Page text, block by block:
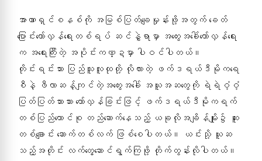
အာဏာရှင်စနစ်ကို အမြစ်ပြတ်ချေမှုန်းဖို့အတွက် ခေတ်
ပြောင်းတော်လှန်ရေးတစ်ရပ် ဆင်နွှဲရာမှာ အတွေးအခေါ်တော်လှန်ရေး
က အရေးကြီးတဲ့ အပိုင်းကဏ္ဍမှာ ပါဝင်ပါတယ်။
တိုင်းရင်းသား ပြည်သူလူထုတို့ လိုလားတဲ့ ဖက်ဒရယ်ဒီမိုကရေ
စီနဲ့ ဖီလာဆန့်ကျင်တဲ့အတွေးအခေါ် အယူအဆတွေကို ရဲရဲဝံ့ဝံ့
ပြတ်ပြတ်သားသား တော်လှန်ခြင်းဖြင့် ဖက်ဒရယ်ဒီမိုကရက်
တစ်ပြည်ထောင်စု တည်ဆောက်နေသည့် ယခုလိုအချိန်မျိုး၌ ဆူး
တစ်ချောင်း ဆောက်တစ်လက် ဖြစ်စေပါတယ်။ ယင်းသို့ ယူဆ
သည့်အတိုင်း လက်တွေ့ဆောင်ရွက်ကြဖို့ တိုက်တွန်းလိုပါတယ်။